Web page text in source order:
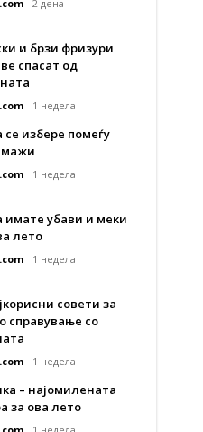
2 дена
и брзи фризури
спасат од
1 недела
се избере помеѓу
мажи
1 недела
имате убави и меки
лето
1 недела
совети за
справување со
1 недела
– најомилената
за ова лето